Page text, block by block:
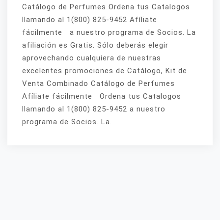
Catálogo de Perfumes Ordena tus Catalogos
llamando al 1(800) 825-9452 Afíliate
fácilmente a nuestro programa de Socios. La
afiliación es Gratis. Sólo deberás elegir
aprovechando cualquiera de nuestras
excelentes promociones de Catálogo, Kit de
Venta Combinado Catálogo de Perfumes
Afíliate fácilmente Ordena tus Catalogos
llamando al 1(800) 825-9452 a nuestro
programa de Socios. La.